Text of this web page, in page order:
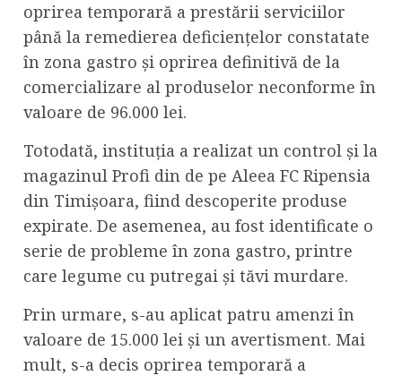
oprirea temporară a prestării serviciilor
până la remedierea deficiențelor constatate
în zona gastro și oprirea definitivă de la
comercializare al produselor neconforme în
valoare de 96.000 lei.
Totodată, instituția a realizat un control și la
magazinul Profi din de pe Aleea FC Ripensia
din Timișoara, fiind descoperite produse
expirate. De asemenea, au fost identificate o
serie de probleme în zona gastro, printre
care legume cu putregai și tăvi murdare.
Prin urmare, s-au aplicat patru amenzi în
valoare de 15.000 lei și un avertisment. Mai
mult, s-a decis oprirea temporară a